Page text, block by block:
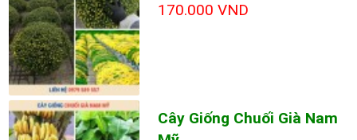
170.000 VND
Cây Giống Chuối Già Nam